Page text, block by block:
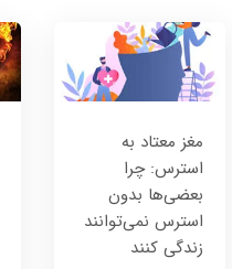
مغز معتاد به
استرس: چرا
بعضی‌ها بدون
استرس نمی‌توانند
زندگی کنند